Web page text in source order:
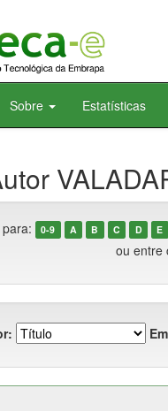
Sobre Estatísticas
para: 0-9 A B C D E
ou entre